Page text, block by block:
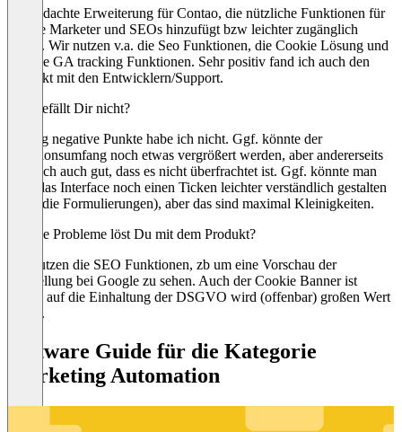
Durchdachte Erweiterung für Contao, die nützliche Funktionen für
Online Marketer und SEOs hinzufügt bzw leichter zugänglich
macht. Wir nutzen v.a. die Seo Funktionen, die Cookie Lösung und
z.T. die GA tracking Funktionen. Sehr positiv fand ich auch den
Kontakt mit den Entwicklern/Support.
Was gefällt Dir nicht?
Richtig negative Punkte habe ich nicht. Ggf. könnte der
Funktionsumfang noch etwas vergrößert werden, aber andererseits
finde ich auch gut, dass es nicht überfrachtet ist. Ggf. könnte man
auch das Interface noch einen Ticken leichter verständlich gestalten
(bzw. die Formulierungen), aber das sind maximal Kleinigkeiten.
Welche Probleme löst Du mit dem Produkt?
Wir nutzen die SEO Funktionen, zb um eine Vorschau der
Darstellung bei Google zu sehen. Auch der Cookie Banner ist
prima, auf die Einhaltung der DSGVO wird (offenbar) großen Wert
gelegt.
Software Guide für die Kategorie
Marketing Automation